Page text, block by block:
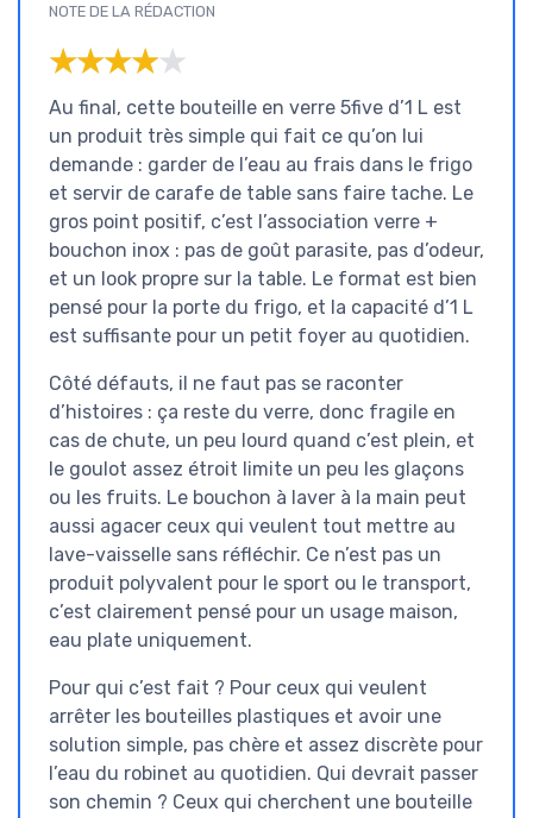
NOTE DE LA RÉDACTION
★★★★★
★★★★★
Au final, cette bouteille en verre 5five d’1 L est
un produit très simple qui fait ce qu’on lui
demande : garder de l’eau au frais dans le frigo
et servir de carafe de table sans faire tache. Le
gros point positif, c’est l’association verre +
bouchon inox : pas de goût parasite, pas d’odeur,
et un look propre sur la table. Le format est bien
pensé pour la porte du frigo, et la capacité d’1 L
est suffisante pour un petit foyer au quotidien.
Côté défauts, il ne faut pas se raconter
d’histoires : ça reste du verre, donc fragile en
cas de chute, un peu lourd quand c’est plein, et
le goulot assez étroit limite un peu les glaçons
ou les fruits. Le bouchon à laver à la main peut
aussi agacer ceux qui veulent tout mettre au
lave-vaisselle sans réfléchir. Ce n’est pas un
produit polyvalent pour le sport ou le transport,
c’est clairement pensé pour un usage maison,
eau plate uniquement.
Pour qui c’est fait ? Pour ceux qui veulent
arrêter les bouteilles plastiques et avoir une
solution simple, pas chère et assez discrète pour
l’eau du robinet au quotidien. Qui devrait passer
son chemin ? Ceux qui cherchent une bouteille